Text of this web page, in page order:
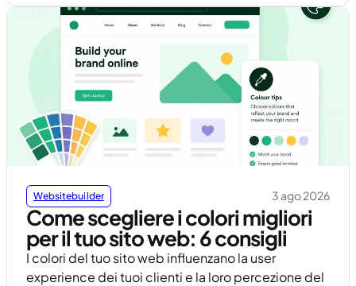
Websitebuilder 3 ago 2026
Come scegliere i colori migliori
per il tuo sito web: 6 consigli
I colori del tuo sito web influenzano la user
experience dei tuoi clienti e la loro percezione del